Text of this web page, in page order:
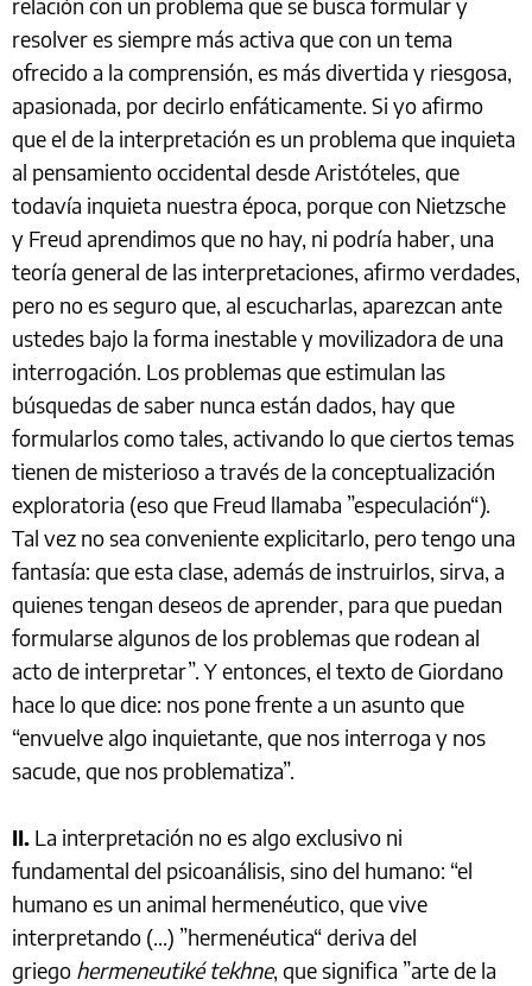
relación con un problema que se busca formular y
resolver es siempre más activa que con un tema
ofrecido a la comprensión, es más divertida y riesgosa,
apasionada, por decirlo enfáticamente. Si yo afirmo
que el de la interpretación es un problema que inquieta
al pensamiento occidental desde Aristóteles, que
todavía inquieta nuestra época, porque con Nietzsche
y Freud aprendimos que no hay, ni podría haber, una
teoría general de las interpretaciones, afirmo verdades,
pero no es seguro que, al escucharlas, aparezcan ante
ustedes bajo la forma inestable y movilizadora de una
interrogación. Los problemas que estimulan las
búsquedas de saber nunca están dados, hay que
formularlos como tales, activando lo que ciertos temas
tienen de misterioso a través de la conceptualización
exploratoria (eso que Freud llamaba ”especulación“).
Tal vez no sea conveniente explicitarlo, pero tengo una
fantasía: que esta clase, además de instruirlos, sirva, a
quienes tengan deseos de aprender, para que puedan
formularse algunos de los problemas que rodean al
acto de interpretar”. Y entonces, el texto de Giordano
hace lo que dice: nos pone frente a un asunto que
“envuelve algo inquietante, que nos interroga y nos
sacude, que nos problematiza”.
II. La interpretación no es algo exclusivo ni
fundamental del psicoanálisis, sino del humano: “el
humano es un animal hermenéutico, que vive
interpretando (...) ”hermenéutica“ deriva del
griego hermeneutiké tekhne, que significa ”arte de la